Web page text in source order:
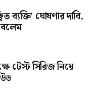
ব্যক্তি’ ঘোষণার দাবি,
টেস্ট সিরিজ নিয়ে